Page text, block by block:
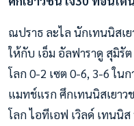
ณปราธ ละไล นักเทนนิสเ
ให้กับ เอ็ม อัลฟาราดู สุมิรั
โลก 0-2 เซต 0-6, 3-6 ใน
แมทช์แรก ศึกเทนนิสเยา
โลก ไอทีเอฟ เวิลด์ เทนนิส